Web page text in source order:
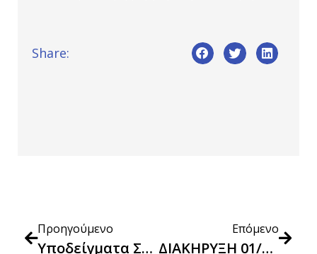
Share:
Προηγούμενο
Υποδείγματα Σχεδίων Απόφασης Αναθετουσας Αρχης Περί Της Επάρκειας Ή Μη Επανορθωτικών Μέτρων Οικονομικού Φορέα
Επόμενο
ΔΙΑΚΗΡΥΞΗ 01/2025 (ΑΔΑΜ: 25PROC017846065, ΑΔΑ: ΨΠ9546ΝΛΣΞ-ΥΚΡ)